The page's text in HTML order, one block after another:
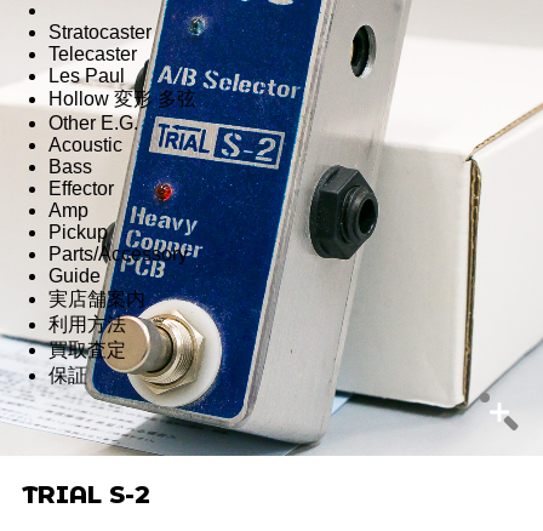
Stratocaster
Telecaster
Les Paul
Hollow 変形 多弦
Other E.G.
Acoustic
Bass
Effector
Amp
Pickup
Parts/Accessory
Guide
実店舗案内
利用方法
買取査定
保証
TRIAL S-2